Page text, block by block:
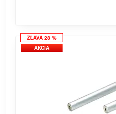
ZĽAVA 28 %
AKCIA